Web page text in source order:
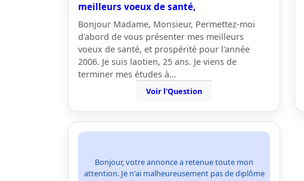
meilleurs voeux de santé,
Bonjour Madame, Monsieur, Permettez-moi
d'abord de vous présenter mes meilleurs
voeux de santé, et prospérité pour l'année
2006. Je suis laotien, 25 ans. Je viens de
terminer mes études à…
Voir l'Question
Bonjour, votre annonce a retenue toute mon
attention. Je n'ai malheureusement pas de diplôme